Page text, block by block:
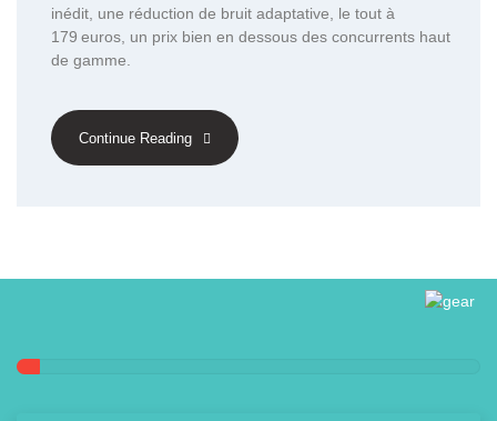
inédit, une réduction de bruit adaptative, le tout à
179 euros, un prix bien en dessous des concurrents haut
de gamme.
Continue Reading